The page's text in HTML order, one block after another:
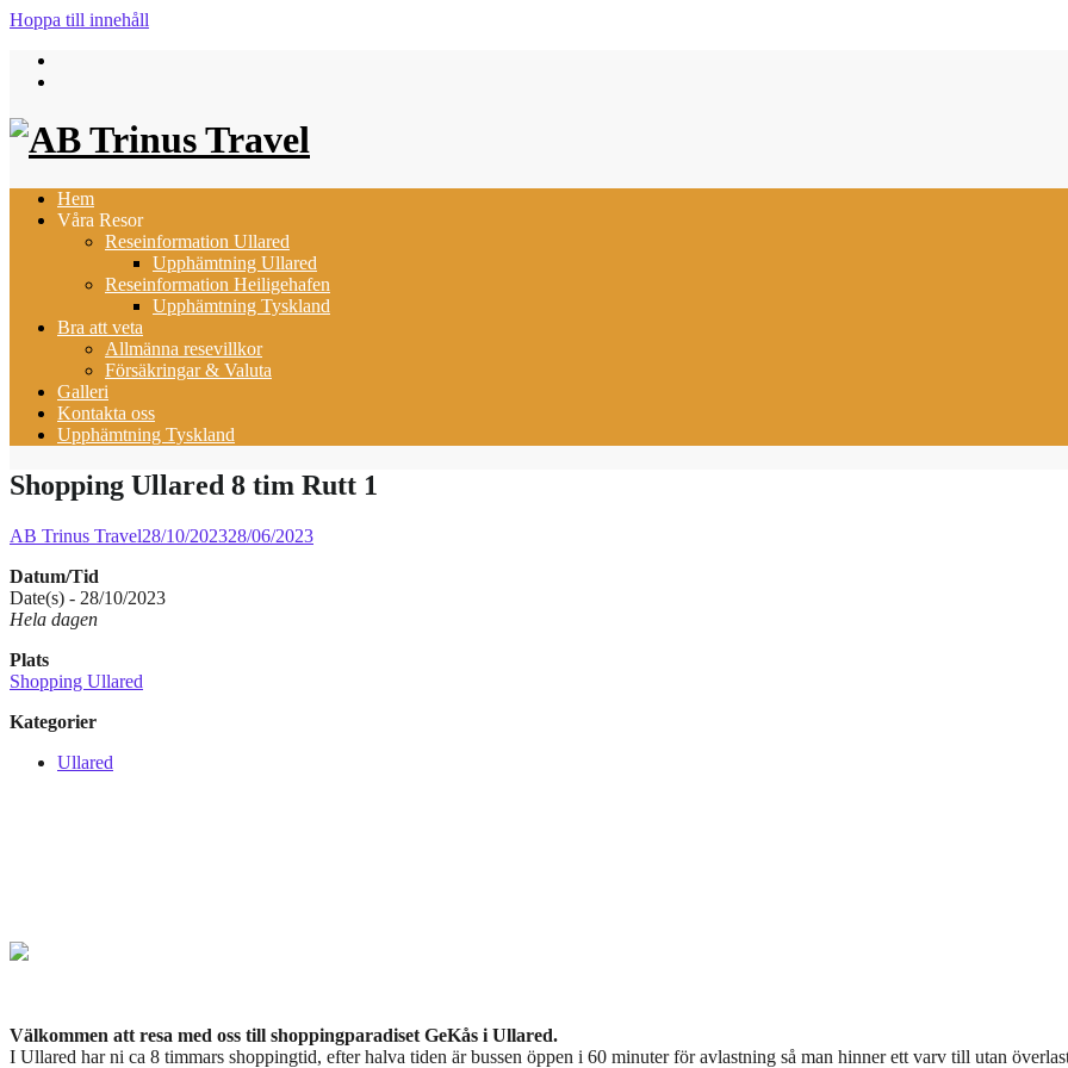
Hoppa till innehåll
Hem
Våra Resor
Reseinformation Ullared
Upphämtning Ullared
Reseinformation Heiligehafen
Upphämtning Tyskland
Bra att veta
Allmänna resevillkor
Försäkringar & Valuta
Galleri
Kontakta oss
Upphämtning Tyskland
Shopping Ullared 8 tim Rutt 1
AB Trinus Travel28/10/202328/06/2023
Datum/Tid
Date(s) - 28/10/2023
Hela dagen
Plats
Shopping Ullared
Kategorier
Ullared
Välkommen att resa med oss till shoppingparadiset GeKås i Ullared.
I Ullared har ni ca 8 timmars shoppingtid, efter halva tiden är bussen öppen i 60 minuter för avlastning så man hinner ett varv till utan